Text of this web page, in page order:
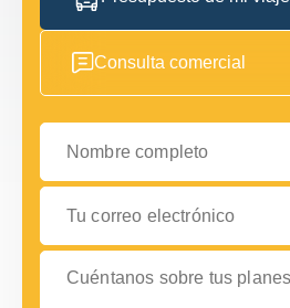
Consulta comercial
Nombre completo
Tu correo electrónico
Cuéntanos sobre tus planes